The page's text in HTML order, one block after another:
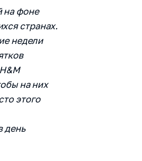
на фоне
странах.
недели
на них
этого
день
Лицензионного договора
Быть в курсе новостей и акций (редко